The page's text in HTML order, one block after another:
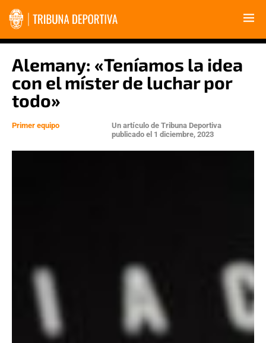
Alemany: «Teníamos la idea
con el míster de luchar por
todo»
Primer equipo Un artículo de Tribuna Deportiva
publicado el 1 diciembre, 2023